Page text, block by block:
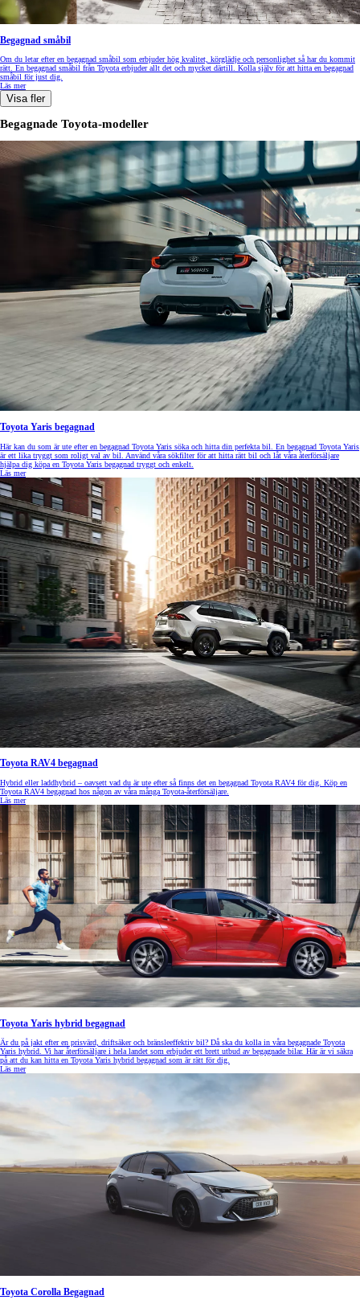
Begagnad småbil
Om du letar efter en begagnad småbil som erbjuder hög kvalitet, körglädje och personlighet så har du kommit
rätt. En begagnad småbil från Toyota erbjuder allt det och mycket därtill. Kolla själv för att hitta en begagnad
småbil för just dig.
Läs mer
Visa fler
Begagnade Toyota-modeller
Toyota Yaris begagnad
Här kan du som är ute efter en begagnad Toyota Yaris söka och hitta din perfekta bil. En begagnad Toyota Yaris
är ett lika tryggt som roligt val av bil. Använd våra sökfilter för att hitta rätt bil och låt våra återförsäljare
hjälpa dig köpa en Toyota Yaris begagnad tryggt och enkelt.
Läs mer
Toyota RAV4 begagnad
Hybrid eller laddhybrid – oavsett vad du är ute efter så finns det en begagnad Toyota RAV4 för dig. Köp en
Toyota RAV4 begagnad hos någon av våra många Toyota-återförsäljare.
Läs mer
Toyota Yaris hybrid begagnad
Är du på jakt efter en prisvärd, driftsäker och bränsleeffektiv bil? Då ska du kolla in våra begagnade Toyota
Yaris hybrid. Vi har återförsäljare i hela landet som erbjuder ett brett utbud av begagnade bilar. Här är vi säkra
på att du kan hitta en Toyota Yaris hybrid begagnad som är rätt för dig.
Läs mer
Toyota Corolla Begagnad